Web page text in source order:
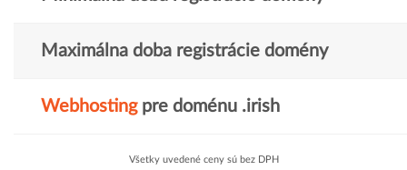
Maximálna doba registrácie domény
Webhostingpre doménu .irish
Všetky uvedené ceny sú bez DPH